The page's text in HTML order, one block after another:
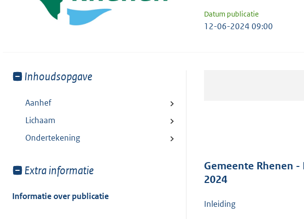
Datum publicatie
12-06-2024 09:00
Toon
van:
Inhoudsopgave
Aanhef
Lichaam
Ondertekening
Toon
van:
Extra informatie
Informatie over publicatie
Gemeente Rhenen
2024
Inleiding